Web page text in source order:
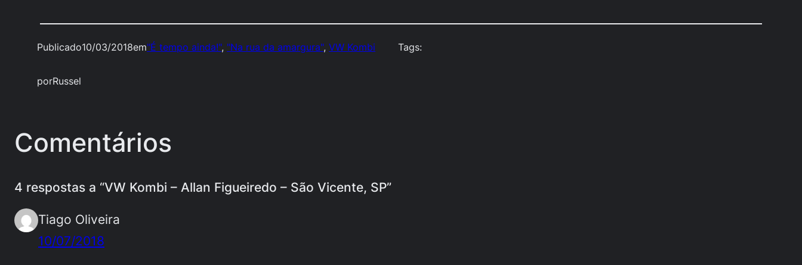
Publicado10/03/2018em"É tempo ainda!", "Na rua da amargura", VW Kombi
porRussel
Tags:
Comentários
4 respostas a “VW Kombi – Allan Figueiredo – São Vicente, SP”
Tiago Oliveira
10/07/2018